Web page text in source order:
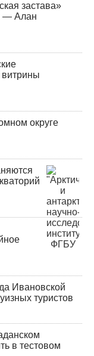
застава»
— Алан
витрины
округе
Ивановской
туристов
в тестовом